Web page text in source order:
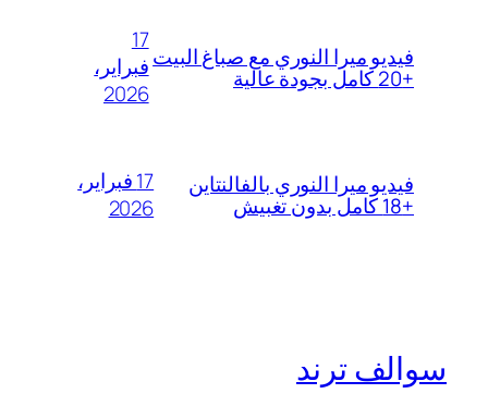
فيديو ميرا النوري مع صباغ البيت
+20 كامل بجودة عالية
17
فبراير،
2026
فيديو ميرا النوري بالفالنتاين
+18 كامل بدون تغبيش
17 فبراير،
2026
سوالف ترند